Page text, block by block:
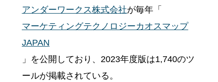
アンダーワークス株式会社が毎年「
マーケティングテクノロジーカオスマップ
JAPAN
」を公開しており、2023年度版は1,740のツ
ールが掲載されている。